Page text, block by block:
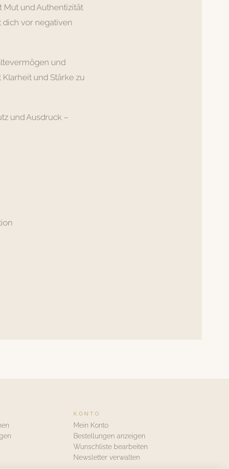
Mut und Authentizität
dich vor negativen
und
und Stärke zu
und Ausdruck –
KONTO
Mein Konto
Bestellungen anzeigen
Wunschliste bearbeiten
Newsletter verwalten